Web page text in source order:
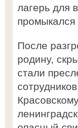
лагерь для
промыкался
После
родину,
стали